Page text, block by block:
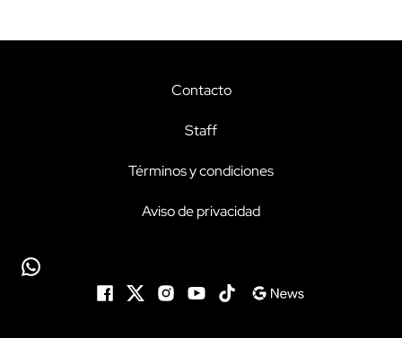
Contacto
Staff
Términos y condiciones
Aviso de privacidad